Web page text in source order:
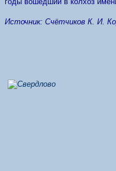
Источник: Счётчиков К. И.